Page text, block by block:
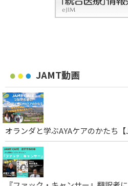
JAMT動画
オランダと学ぶAYAケアのかたち【